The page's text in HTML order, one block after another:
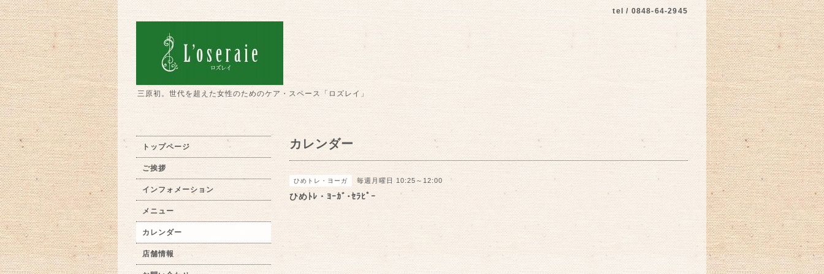
tel / 0848-64-2945
三原初。世代を超えた女性のためのケア・スペース「ロズレイ」
カレンダー
ひめトレ・ヨーガ 毎週月曜日 10:25～12:00
ひめﾄﾚ・ﾖｰｶﾞ･ｾﾗﾋﾟｰ
トップページ
ご挨拶
インフォメーション
メニュー
カレンダー
店舗情報